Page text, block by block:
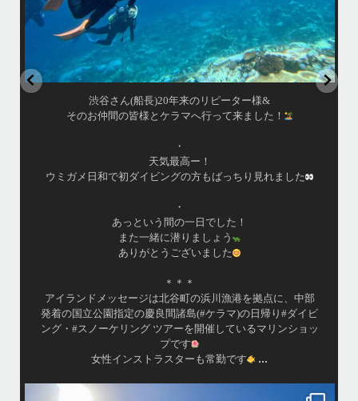
はいさい！
アイランドメッセージです
最近投稿できてませんでしたが今シーズンも渡嘉敷島上陸
ツアーとケラマ体験ダイビング&シュノーケル班に分かれて
毎日海へ行っております
海が穏やかな日がずーっと続いていてボートダイビングに
は最高のコンディションです！
昔よく潜りに来て下さっていたリピーターさんの子供が10
才になったので一緒にダイビングデビュー…なんて嬉しい
緒させて頂いてます
•
渡嘉敷島の方も夏には珍しい北風つづきのおかげでビーチ
が穏やか
...
island.message
・